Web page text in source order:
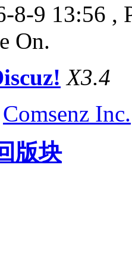
8-9 13:56 ,
On.
X3.4
Comsenz Inc.
版块